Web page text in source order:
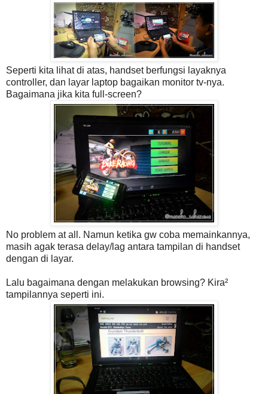
Seperti kita lihat di atas, handset berfungsi layaknya
controller, dan layar laptop bagaikan monitor tv-nya.
Bagaimana jika kita full-screen?
No problem at all. Namun ketika gw coba memainkannya,
masih agak terasa delay/lag antara tampilan di handset
dengan di layar.
Lalu bagaimana dengan melakukan browsing? Kira²
tampilannya seperti ini.